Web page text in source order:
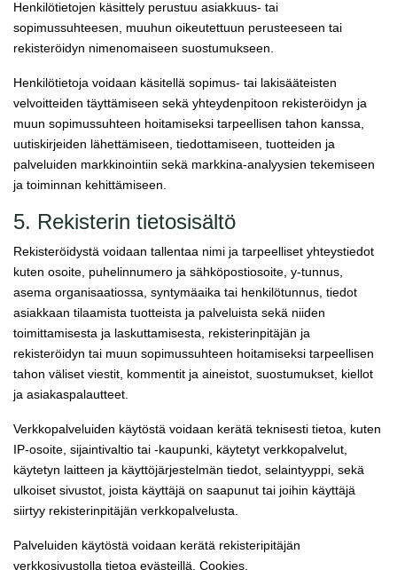
Henkilötietojen käsittely perustuu asiakkuus- tai
sopimussuhteesen, muuhun oikeutettuun perusteeseen tai
rekisteröidyn nimenomaiseen suostumukseen.
Henkilötietoja voidaan käsitellä sopimus- tai lakisääteisten
velvoitteiden täyttämiseen sekä yhteydenpitoon rekisteröidyn ja
muun sopimussuhteen hoitamiseksi tarpeellisen tahon kanssa,
uutiskirjeiden lähettämiseen, tiedottamiseen, tuotteiden ja
palveluiden markkinointiin sekä markkina-analyysien tekemiseen
ja toiminnan kehittämiseen.
5. Rekisterin tietosisältö
Rekisteröidystä voidaan tallentaa nimi ja tarpeelliset yhteystiedot
kuten osoite, puhelinnumero ja sähköpostiosoite, y-tunnus,
asema organisaatiossa, syntymäaika tai henkilötunnus, tiedot
asiakkaan tilaamista tuotteista ja palveluista sekä niiden
toimittamisesta ja laskuttamisesta, rekisterinpitäjän ja
rekisteröidyn tai muun sopimussuhteen hoitamiseksi tarpeellisen
tahon väliset viestit, kommentit ja aineistot, suostumukset, kiellot
ja asiakaspalautteet.
Verkkopalveluiden käytöstä voidaan kerätä teknisesti tietoa, kuten
IP-osoite, sijaintivaltio tai -kaupunki, käytetyt verkkopalvelut,
käytetyn laitteen ja käyttöjärjestelmän tiedot, selaintyyppi, sekä
ulkoiset sivustot, joista käyttäjä on saapunut tai joihin käyttäjä
siirtyy rekisterinpitäjän verkkopalvelusta.
Palveluiden käytöstä voidaan kerätä rekisteripitäjän
verkkosivustolla tietoa evästeillä, Cookies.